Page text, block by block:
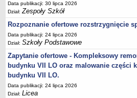
OCHRONA DANYCH OSOBOWYCH
Data publikacji: 30 lipca 2026
Dział:Zespoły Szkół
Rozpoznanie ofertowe rozstrzygnięcie
Data publikacji: 24 lipca 2026
Dział:Szkoły Podstawowe
Zapytanie ofertowe - Kompleksowy
budynku VII LO oraz malowanie części
budynku VII LO.
Data publikacji: 24 lipca 2026
Dział:Licea